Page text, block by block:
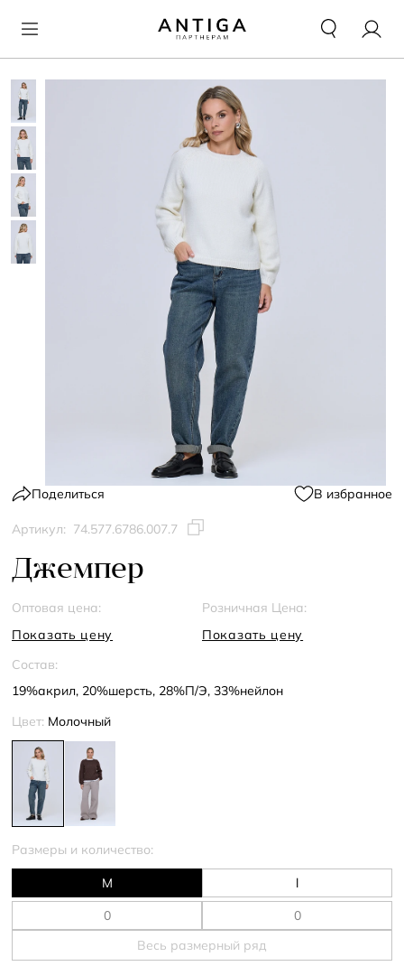
Поделиться В избранное
Артикул: 74.577.6786.007.7
Джемпер
Оптовая цена:
Показать цену
Розничная Цена:
Показать цену
Состав:
19%акрил, 20%шерсть, 28%П/Э, 33%нейлон
Цвет: Молочный
Размеры и количество:
M l
Весь размерный ряд